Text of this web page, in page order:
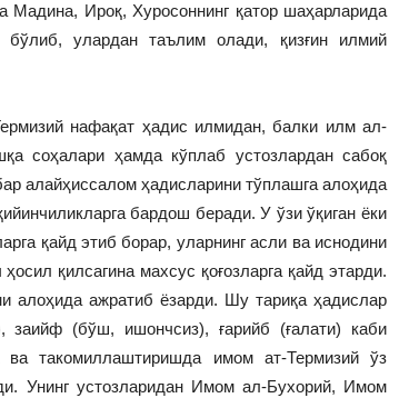
Ироқ, Хуросоннинг қатор шаҳарларида
улардан таълим олади, қизғин илмий
нафақат ҳадис илмидан, балки илм ал-
соҳалари ҳамда кўплаб устозлардан сабоқ
алайҳиссалом ҳадисларини тўплашга алоҳида
бардош беради. У ўзи ўқиган ёки
қайд этиб борар, уларнинг асли ва иснодини
қилсагина махсус қоғозларга қайд этарди.
алоҳида ажратиб ёзарди. Шу тариқа ҳадислар
заийф (бўш, ишончсиз), ғарийб (ғалати) каби
ва такомиллаштиришда имом ат-Термизий ўз
Унинг устозларидан Имом ал-Бухорий, Имом